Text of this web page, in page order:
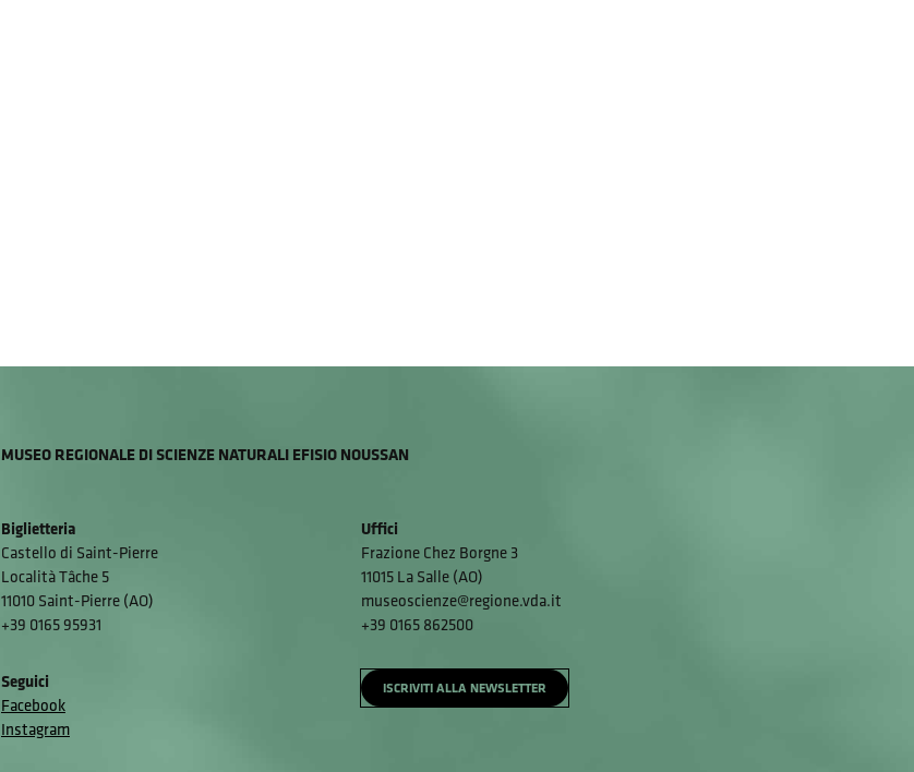
MUSEO REGIONALE DI SCIENZE NATURALI EFISIO NOUSSAN
Biglietteria
Castello di Saint-Pierre
Località Tâche 5
11010 Saint-Pierre (AO)
+39 0165 95931
Uffici
Frazione Chez Borgne 3
11015 La Salle (AO)
museoscienze@regione.vda.it
+39 0165 862500
Seguici
Facebook
Instagram
ISCRIVITI ALLA NEWSLETTER